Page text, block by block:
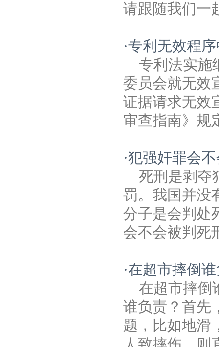
请跟随我们一
·专利无效程
专利法实施
委员会就无效
证据请求无效
审查指南》规
·犯强奸罪会
死刑是剥夺
罚。我国并没
分子是会判处
会不会被判死
·在超市摔倒
在超市摔倒
谁负责？首先
题，比如地滑